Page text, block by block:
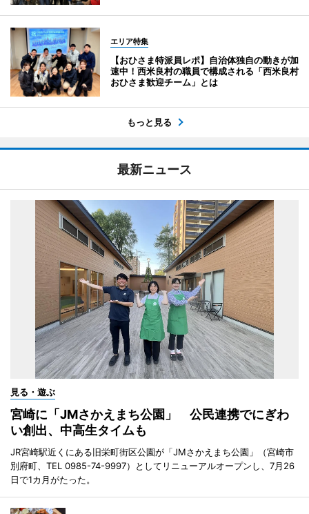
エリア特集
【おひさま特派員レポ】自治体独自の動きが加
速中！西米良村の職員で構成される「西米良村
おひさま歓迎チーム」とは
もっと見る
最新ニュース
見る・遊ぶ
宮崎に「JMさかえまち公園」 公民連携でにぎわ
い創出、中高生タイムも
JR宮崎駅近くにある旧栄町街区公園が「JMさかえまち公園」（宮崎市
別府町、TEL 0985-74-9997）としてリニューアルオープンし、7月26
日で1カ月がたった。